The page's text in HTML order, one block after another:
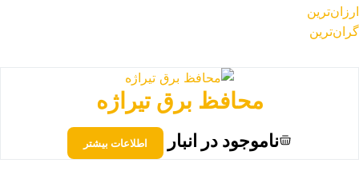
ارزان‌ترین
گران‌ترین
محافظ برق تیراژه
ناموجود در انبار اطلاعات بیشتر